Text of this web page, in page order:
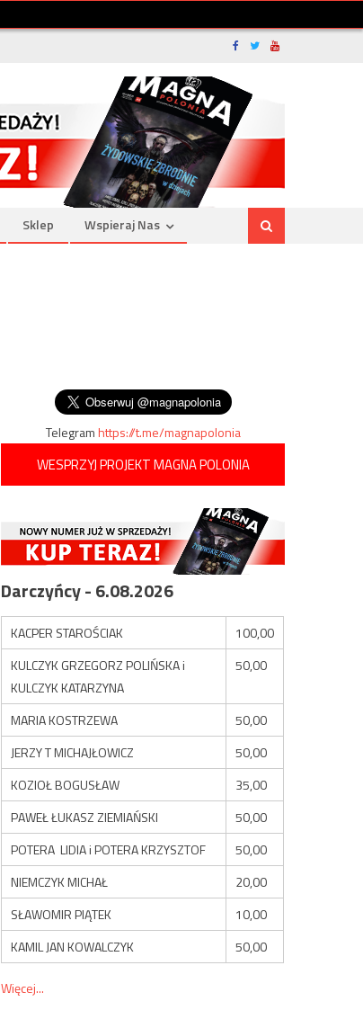
Sklep Wspieraj Nas
Telegramhttps://t.me/magnapolonia
WESPRZYJ PROJEKT MAGNA POLONIA
Darczyńcy - 6.08.2026
KACPER STAROŚCIAK
100,00
KULCZYK GRZEGORZ POLIŃSKA i
KULCZYK KATARZYNA
50,00
MARIA KOSTRZEWA
50,00
JERZY T MICHAJŁOWICZ
50,00
KOZIOŁ BOGUSŁAW
35,00
PAWEŁ ŁUKASZ ZIEMIAŃSKI
50,00
POTERA LIDIA i POTERA KRZYSZTOF
50,00
NIEMCZYK MICHAŁ
20,00
SŁAWOMIR PIĄTEK
10,00
KAMIL JAN KOWALCZYK
50,00
Więcej...